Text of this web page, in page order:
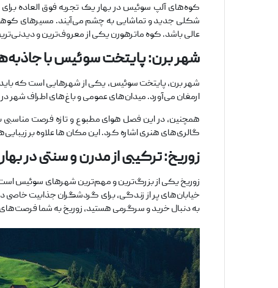
کوه‌های آلپ سوئیس در بهار یک تجربه فوق ‌العاده
شکلی جدید و تماشایی به چشم می‌آیند. مسیرهای
عالی باشد. کوه ماترهورن یکی از معروف‌ترین و
شهر برن: پایتخت سوئیس با
شهر برن، پایتخت سوئیس، یکی از شهرهایی است که باید
ارمغان می‌آورد. میدان‌های عمومی و باغ‌های اطراف شهر
همچنین، در این فصل هوای مطبوع و تازه فرصت
گالری‌های هنری اشاره کرد. این مکان ها علاوه بر
زوریخ: ترکیبی از مدرن و سنتی در بهار
زوریخ یکی از بزرگ‌ترین و مهم‌ترین شهرهای سوئیس است
خیابان‌های پر از زندگی، برای گردشگران جذابیت خاصی
به دنبال خرید و سرگرمی هستید، زوریخ به شما